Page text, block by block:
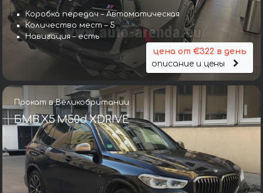
Коробка передач – Автоматическая
Количество мест – 5
Навигация – есть
цена от €322 в день
описание и цены
Прокат в Великобритании
БМВ X5 M50d XDRIVE